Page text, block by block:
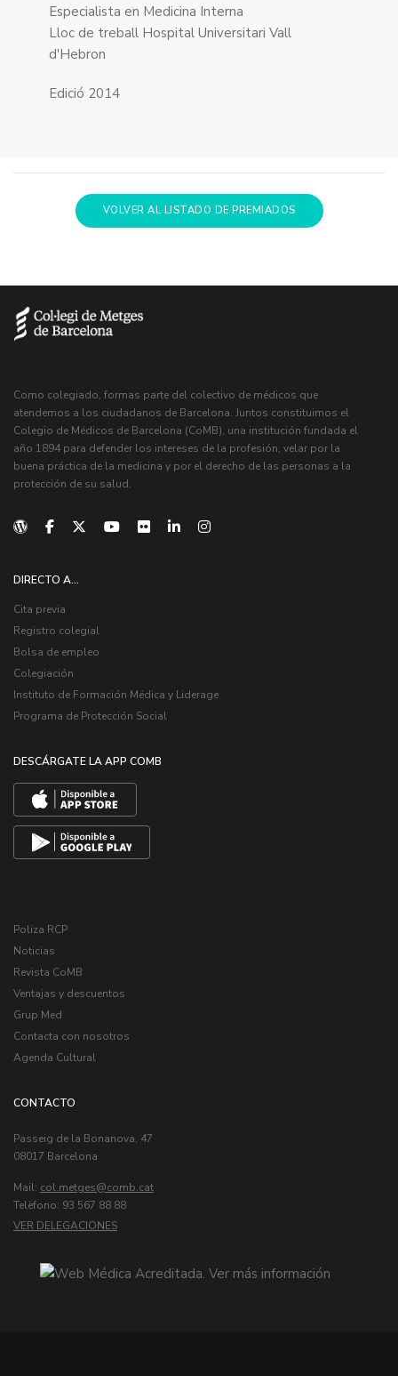
Especialista en Medicina Interna
Lloc de treball Hospital Universitari Vall
d'Hebron
Edició 2014
VOLVER AL LISTADO DE PREMIADOS
Como colegiado, formas parte del colectivo de médicos que
atendemos a los ciudadanos de Barcelona. Juntos constituimos el
Colegio de Médicos de Barcelona (CoMB), una institución fundada el
año 1894 para defender los intereses de la profesión, velar por la
buena práctica de la medicina y por el derecho de las personas a la
protección de su salud.
DIRECTO A...
Cita previa
Registro colegial
Bolsa de empleo
Colegiación
Instituto de Formación Médica y Liderage
Programa de Protección Social
DESCÁRGATE LA APP COMB
Poliza RCP
Noticias
Revista CoMB
Ventajas y descuentos
Grup Med
Contacta con nosotros
Agenda Cultural
CONTACTO
Passeig de la Bonanova, 47
08017 Barcelona
Mail: col.metges
Telèfono: 93 567 88 88
VER DELEGACIONES